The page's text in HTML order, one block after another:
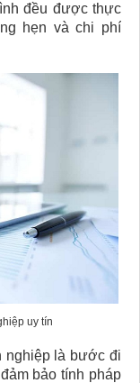
đều được thực
hẹn và chi phí
uy tín
nghiệp là bước đi
bảo tính pháp